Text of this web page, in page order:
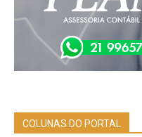
COLUNAS DO PORTAL